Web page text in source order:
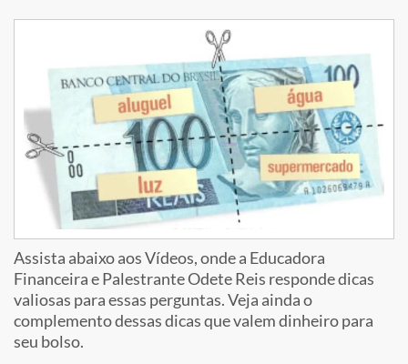
Assista abaixo aos Vídeos, onde a Educadora
Financeira e Palestrante Odete Reis responde dicas
valiosas para essas perguntas. Veja ainda o
complemento dessas dicas que valem dinheiro para
seu bolso.